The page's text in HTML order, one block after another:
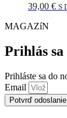
39,00 € S
MAGAZíN
Prihlás
Prihláste sa do
Email
Potvrď odoslanie